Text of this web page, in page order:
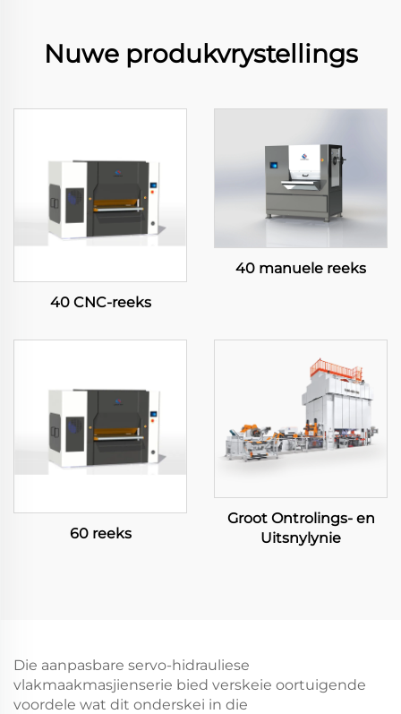
Nuwe produkvrystellings
40 CNC-reeks
40 manuele reeks
60 reeks
Groot Ontrolings- en
Uitsnylynie
Die aanpasbare servo-hidrauliese
vlakmaakmasjienserie bied verskeie oortuigende
voordele wat dit onderskei in die